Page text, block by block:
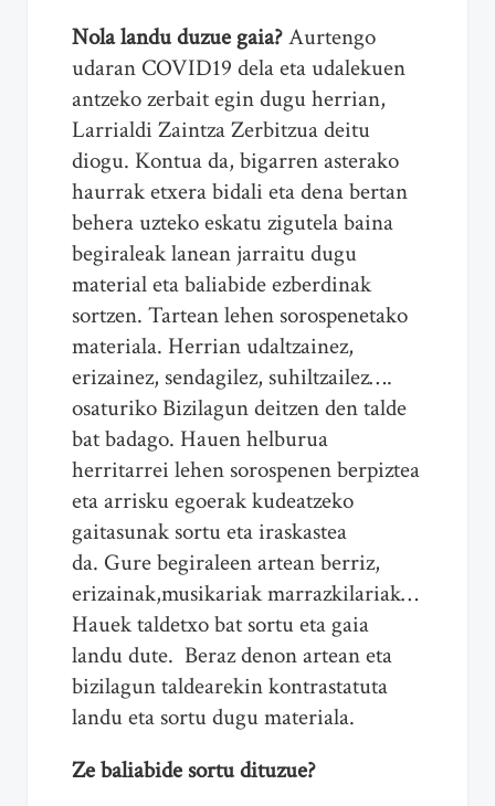
Nola landu duzue gaia?Aurtengo
udaran COVID19 dela eta udalekuen
antzeko zerbait egin dugu herrian,
Larrialdi Zaintza Zerbitzua deitu
diogu. Kontua da, bigarren asterako
haurrak etxera bidali eta dena bertan
behera uzteko eskatu zigutela baina
begiraleak lanean jarraitu dugu
material eta baliabide ezberdinak
sortzen. Tartean lehen sorospenetako
materiala. Herrian udaltzainez,
erizainez, sendagilez, suhiltzailez….
osaturiko Bizilagun deitzen den talde
bat badago. Hauen helburua
herritarrei lehen sorospenen berpiztea
eta arrisku egoerak kudeatzeko
gaitasunak sortu eta iraskastea
da. Gure begiraleen artean berriz,
erizainak,musikariak marrazkilariak…
Hauek taldetxo bat sortu eta gaia
landu dute. Beraz denon artean eta
bizilagun taldearekin kontrastatuta
landu eta sortu dugu materiala.
Ze baliabide sortu dituzue?